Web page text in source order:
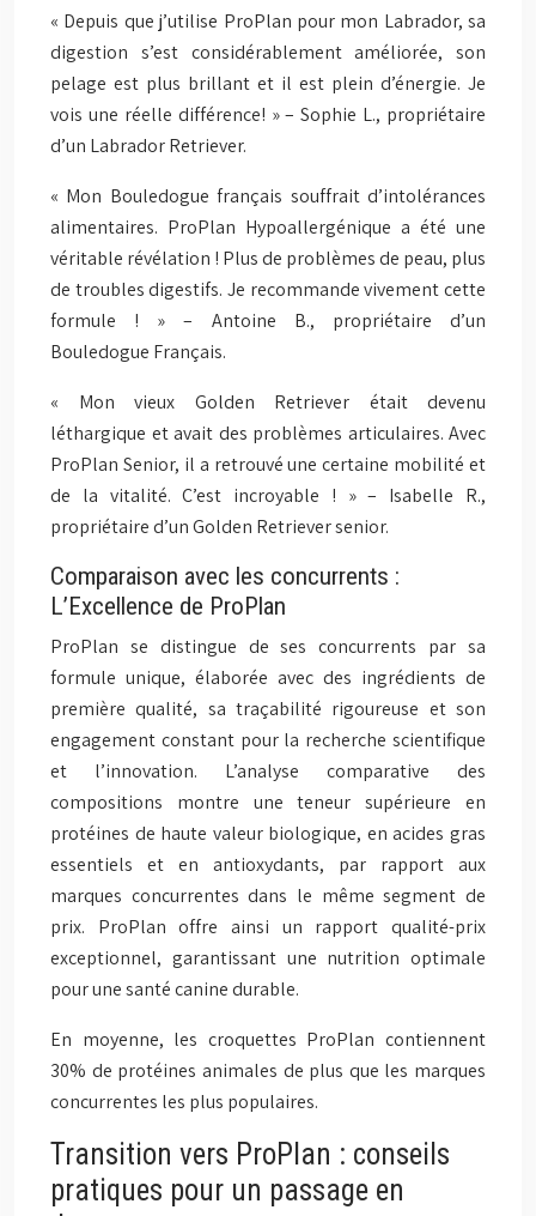
« Depuis que j’utilise ProPlan pour mon Labrador, sa
digestion s’est considérablement améliorée, son
pelage est plus brillant et il est plein d’énergie. Je
vois une réelle différence! » – Sophie L., propriétaire
d’un Labrador Retriever.
« Mon Bouledogue français souffrait d’intolérances
alimentaires. ProPlan Hypoallergénique a été une
véritable révélation ! Plus de problèmes de peau, plus
de troubles digestifs. Je recommande vivement cette
formule ! » – Antoine B., propriétaire d’un
Bouledogue Français.
« Mon vieux Golden Retriever était devenu
léthargique et avait des problèmes articulaires. Avec
ProPlan Senior, il a retrouvé une certaine mobilité et
de la vitalité. C’est incroyable ! » – Isabelle R.,
propriétaire d’un Golden Retriever senior.
Comparaison avec les concurrents :
L’Excellence de ProPlan
ProPlan se distingue de ses concurrents par sa
formule unique, élaborée avec des ingrédients de
première qualité, sa traçabilité rigoureuse et son
engagement constant pour la recherche scientifique
et l’innovation. L’analyse comparative des
compositions montre une teneur supérieure en
protéines de haute valeur biologique, en acides gras
essentiels et en antioxydants, par rapport aux
marques concurrentes dans le même segment de
prix. ProPlan offre ainsi un rapport qualité-prix
exceptionnel, garantissant une nutrition optimale
pour une santé canine durable.
En moyenne, les croquettes ProPlan contiennent
30% de protéines animales de plus que les marques
concurrentes les plus populaires.
Transition vers ProPlan : conseils
pratiques pour un passage en